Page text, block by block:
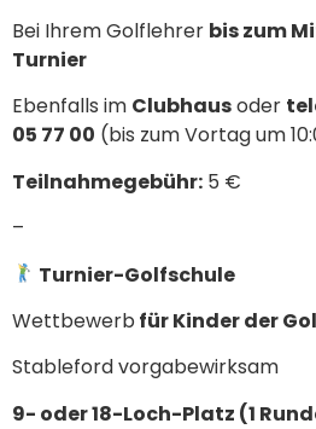
Bei Ihrem Golflehrer bis zum
Turnier
Ebenfalls im Clubhausoder
05 77 00 (bis zum Vortag um
Teilnahmegebühr: 5 €
–
Turnier-Golfschule
Wettbewerb für Kinder der
Stableford vorgabewirksam
9- oder 18-Loch-Platz (1